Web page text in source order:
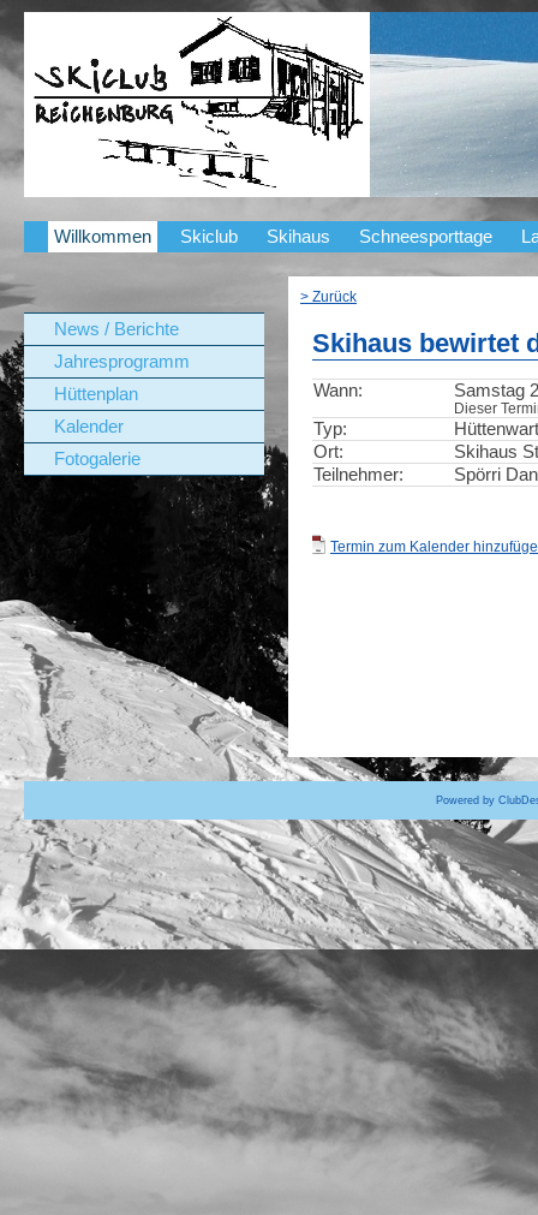
Willkommen Skiclub Skihaus Schneesporttage
News / Berichte
Jahresprogramm
Hüttenplan
Kalender
Fotogalerie
> Zurück
Skihaus bewirtet
Wann: Samstag
Dieser
Typ:
Hüttenwart
Ort:
Skihaus
Teilnehmer:
Spörri
Termin zum Kalender
Powered by